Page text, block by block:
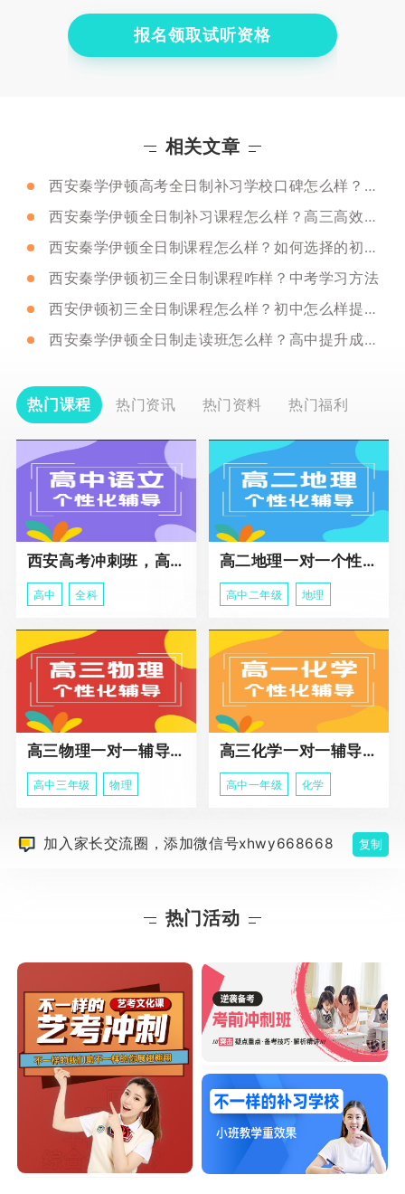
报名领取试听资格
相关文章
西安秦学伊顿高考全日制补习学校口碑怎么样？辅导老师怎么样？
西安秦学伊顿全日制补习课程怎么样？高三高效学习方法
西安秦学伊顿全日制课程怎么样？如何选择的初三补课机构？
西安秦学伊顿初三全日制课程咋样？中考学习方法
西安伊顿初三全日制课程怎么样？初中怎么样提高成绩方法!
西安秦学伊顿全日制走读班怎么样？高中提升成绩的4个技巧
热门课程 热门资讯 热门资料 热门福利
西安高考冲刺班，高三全科辅导
高中 全科
高二地理一对一个性化冲刺辅导课程
高中二年级 地理
高三物理一对一辅导课程
高中三年级 物理
高三化学一对一辅导课程
高中一年级 化学
加入家长交流圈，添加微信号xhwy668668 复制
热门活动